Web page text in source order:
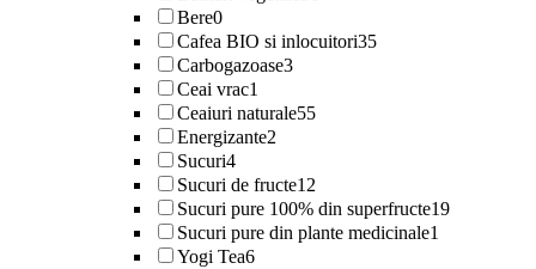
Bere0
Cafea BIO si inlocuitori35
Carbogazoase3
Ceai vrac1
Ceaiuri naturale55
Energizante2
Sucuri4
Sucuri de fructe12
Sucuri pure 100% din superfructe19
Sucuri pure din plante medicinale1
Yogi Tea6